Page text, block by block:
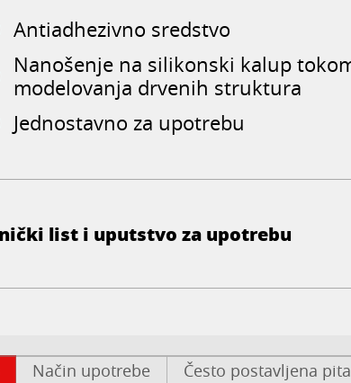
Antiadhezivno sredstvo
Nanošenje na silikonski kalup
modelovanja drvenih struktura
Jednostavno za upotrebu
list i uputstvo za upotrebu
Način upotrebe Često postavljena